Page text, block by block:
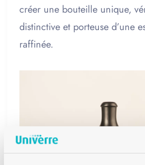
créer une bouteille unique,
distinctive et porteuse d’une
raffinée.